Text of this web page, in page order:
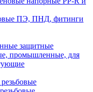
ПЭ, ПНД, фитинги
защитные
промышленные, для